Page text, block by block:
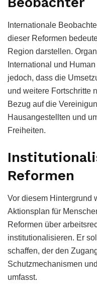
Internationale
dieser Reformen
Region darstellen.
International und
jedoch, dass die
und weitere Fortschritte
Bezug auf die
Hausangestellten und
Freiheiten.
Reformen
Vor diesem Hintergrund
Aktionsplan für
Reformen über
institutionalisieren. Er
schaffen, der den
Schutzmechanismen
umfasst.